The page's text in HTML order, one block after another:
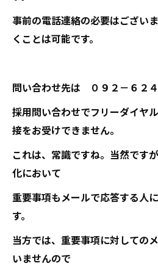
事前の電話連絡の必要はござい
くことは可能です。
問い合わせ先は ０９２－６２
採用問い合わせでフリーダイヤ
接をお受けできません。
これは、常識ですね。当然です
化において
重要事項もメールで応答する人
す。
当方では、重要事項に対しての
いませんので